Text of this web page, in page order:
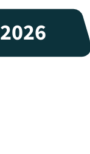
2026